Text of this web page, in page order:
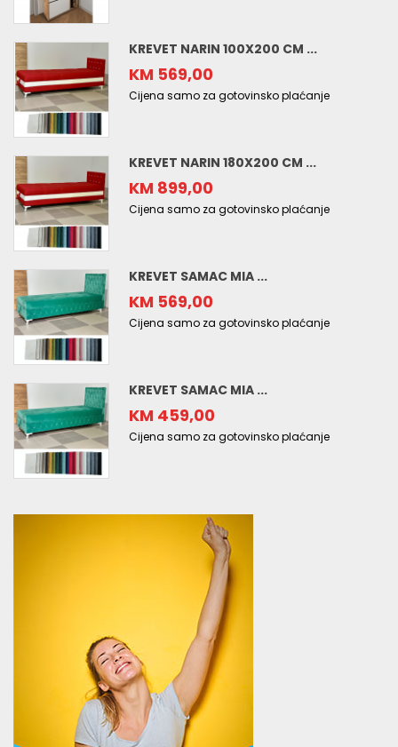
KREVET NARIN 100X200 CM ...
KM 569,00
Cijena samo za gotovinsko plaćanje
KREVET NARIN 180X200 CM ...
KM 899,00
Cijena samo za gotovinsko plaćanje
KREVET SAMAC MIA ...
KM 569,00
Cijena samo za gotovinsko plaćanje
KREVET SAMAC MIA ...
KM 459,00
Cijena samo za gotovinsko plaćanje